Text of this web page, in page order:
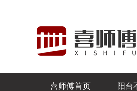
喜师傅首页 阳台